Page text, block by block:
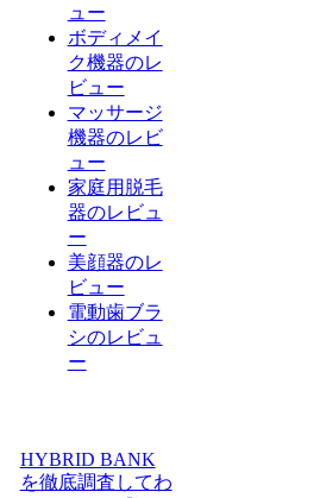
ュー
ボディメイ
ク機器のレ
ビュー
マッサージ
機器のレビ
ュー
家庭用脱毛
器のレビュ
ー
美顔器のレ
ビュー
電動歯ブラ
シのレビュ
ー
HYBRID BANK
を徹底調査してわ